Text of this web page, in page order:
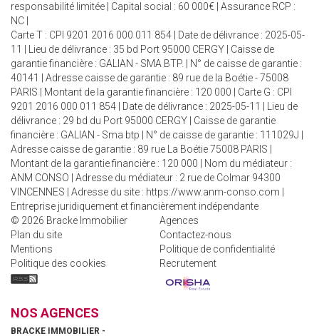
responsabilité limitée | Capital social : 60 000€ | Assurance RCP :
NC |
Carte T : CPI 9201 2016 000 011 854 | Date de délivrance : 2025-05-
11 | Lieu de délivrance : 35 bd Port 95000 CERGY | Caisse de
garantie financière : GALIAN - SMA BTP. | N° de caisse de garantie :
40141 | Adresse caisse de garantie : 89 rue de la Boétie - 75008
PARIS | Montant de la garantie financière : 120 000 | Carte G : CPI
9201 2016 000 011 854 | Date de délivrance : 2025-05-11 | Lieu de
délivrance : 29 bd du Port 95000 CERGY | Caisse de garantie
financière : GALIAN - Sma btp | N° de caisse de garantie : 111029J |
Adresse caisse de garantie : 89 rue La Boétie 75008 PARIS |
Montant de la garantie financière : 120 000 | Nom du médiateur :
ANM CONSO | Adresse du médiateur : 2 rue de Colmar 94300
VINCENNES | Adresse du site : https://www.anm-conso.com
Entreprise juridiquement et financièrement indépendante
© 2026 Bracke Immobilier
Agences
Plan du site
Contactez-nous
Mentions
Politique de confidentialité
Politique des cookies
Recrutement
NOS AGENCES
BRACKE IMMOBILIER -